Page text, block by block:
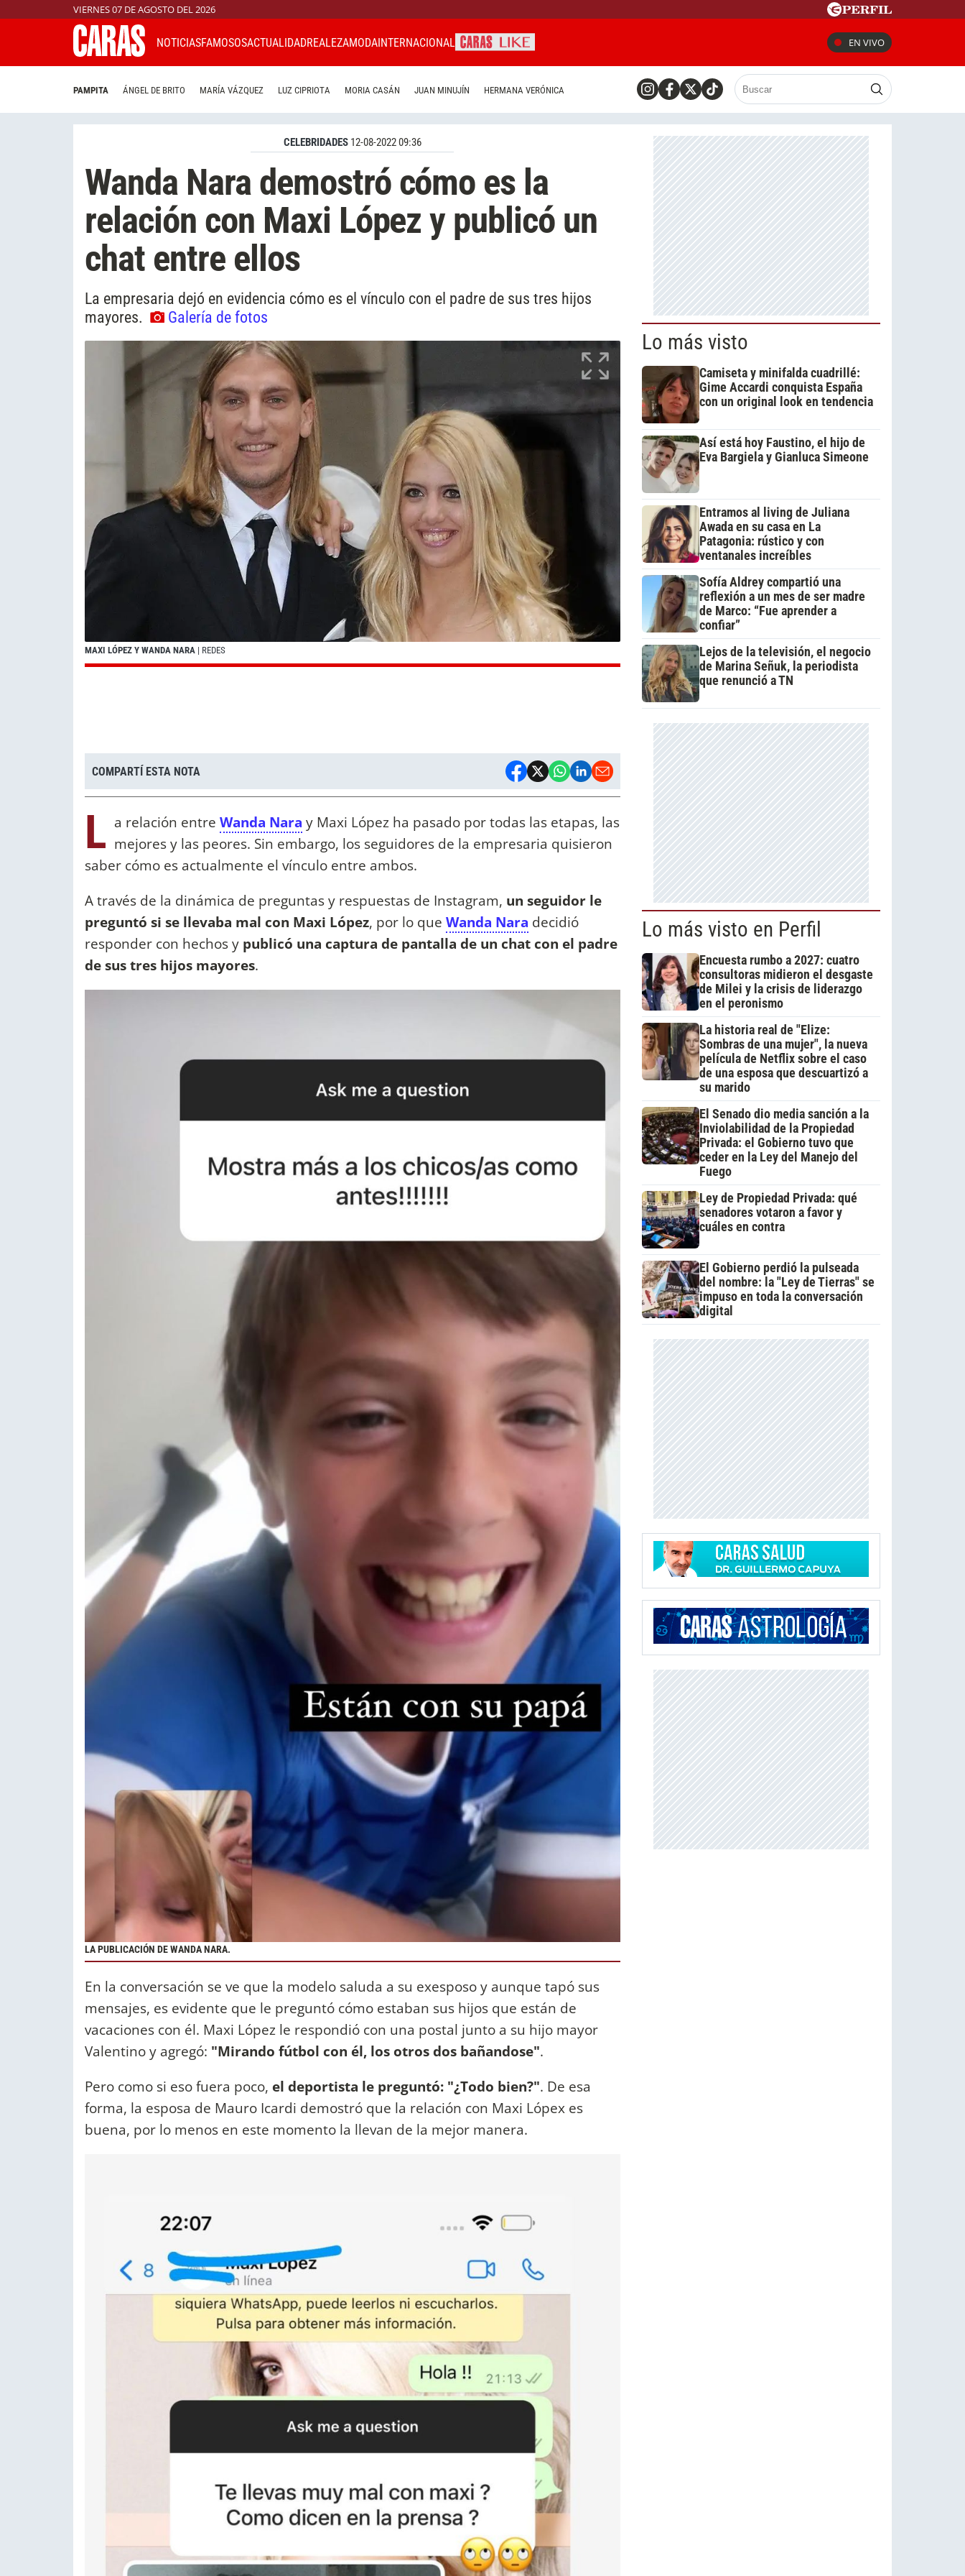
VIERNES 07 DE AGOSTO DEL 2026
NOTICIASFAMOSOSACTUALIDADREALEZAMODAINTERNACIONAL EN VIVO
PAMPITA ÁNGEL DE BRITO MARÍA VÁZQUEZ LUZ CIPRIOTA MORIA CASÁN JUAN MINUJÍN HERMANA VERÓNICA
CELEBRIDADES 12-08-2022 09:36
Wanda Nara demostró cómo es la
relación con Maxi López y publicó un
chat entre ellos
La empresaria dejó en evidencia cómo es el vínculo con el padre de sus tres hijos
mayores.
Galería de fotos
MAXI LÓPEZ Y WANDA NARA | REDES
COMPARTÍ ESTA NOTA
L a relación entre Wanda Nara y Maxi López ha pasado por todas las etapas, las
mejores y las peores. Sin embargo, los seguidores de la empresaria quisieron
saber cómo es actualmente el vínculo entre ambos.
A través de la dinámica de preguntas y respuestas de Instagram, un seguidor le
preguntó si se llevaba mal con Maxi López, por lo que Wanda Nara decidió
responder con hechos y publicó una captura de pantalla de un chat con el padre
de sus tres hijos mayores.
LA PUBLICACIÓN DE WANDA NARA.
En la conversación se ve que la modelo saluda a su exesposo y aunque tapó sus
mensajes, es evidente que le preguntó cómo estaban sus hijos que están de
vacaciones con él. Maxi López le respondió con una postal junto a su hijo mayor
Valentino y agregó: "Mirando fútbol con él, los otros dos bañandose".
Pero como si eso fuera poco, el deportista le preguntó: "¿Todo bien?". De esa
forma, la esposa de Mauro Icardi demostró que la relación con Maxi Lópex es
buena, por lo menos en este momento la llevan de la mejor manera.
Lo más visto
Camiseta y minifalda cuadrillé:
Gime Accardi conquista España
con un original look en tendencia
Así está hoy Faustino, el hijo de
Eva Bargiela y Gianluca Simeone
Entramos al living de Juliana
Awada en su casa en La
Patagonia: rústico y con
ventanales increíbles
Sofía Aldrey compartió una
reflexión a un mes de ser madre
de Marco: “Fue aprender a
confiar”
Lejos de la televisión, el negocio
de Marina Señuk, la periodista
que renunció a TN
Lo más visto en Perfil
Encuesta rumbo a 2027: cuatro
consultoras midieron el desgaste
de Milei y la crisis de liderazgo
en el peronismo
La historia real de "Elize:
Sombras de una mujer", la nueva
película de Netflix sobre el caso
de una esposa que descuartizó a
su marido
El Senado dio media sanción a la
Inviolabilidad de la Propiedad
Privada: el Gobierno tuvo que
ceder en la Ley del Manejo del
Fuego
Ley de Propiedad Privada: qué
senadores votaron a favor y
cuáles en contra
El Gobierno perdió la pulseada
del nombre: la "Ley de Tierras" se
impuso en toda la conversación
digital